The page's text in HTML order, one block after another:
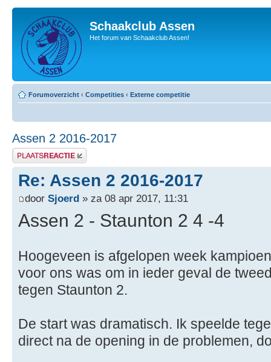
Schaakclub Assen
Het forum van Schaakclub Assen!
Forumoverzicht ‹ Competities ‹ Externe competitie
Assen 2 2016-2017
Plaats een reactie
Re: Assen 2 2016-2017
door Sjoerd » za 08 apr 2017, 11:31
Assen 2 - Staunton 2 4 -4
Hoogeveen is afgelopen week
voor ons was om in ieder geval de
tegen Staunton 2.
De start was dramatisch. Ik speelde
direct na de opening in de problemen,